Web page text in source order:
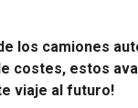
los camiones
costes, estos
viaje al futuro!